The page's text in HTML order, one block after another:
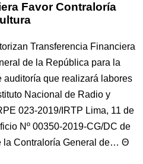
Favor Contraloría
Transferencia Financiera
de la República para la
auditoría que realizará labores
Nacional de Radio y
023-2019/IRTP Lima, 11 de
Nº 00350-2019-CG/DC de
la Contraloría General de…